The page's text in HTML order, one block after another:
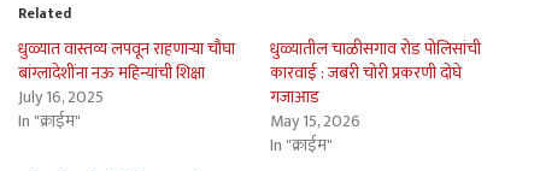
Related
धुळ्यात वास्तव्य लपवून राहणार्‍या चौघा
बांग्लादेशींना नऊ महिन्यांची शिक्षा
July 16, 2025
In "क्राईम"
धुळ्यातील चाळीसगाव रोड पोलिसांची
कारवाई : जबरी चोरी प्रकरणी दोघे
गजाआड
May 15, 2026
In "क्राईम"